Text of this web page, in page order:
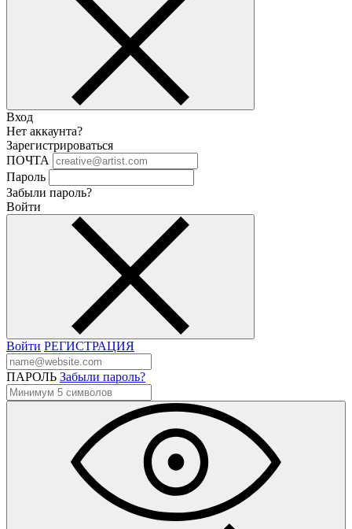
Вход
Нет аккаунта?
Зарегистрироваться
ПОЧТА
Пароль
Забыли пароль?
Войти
Войти РЕГИСТРАЦИЯ
ПАРОЛЬ Забыли пароль?